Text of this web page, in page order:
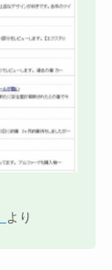
より